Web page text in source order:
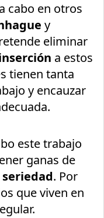
cabo en otros
y
eliminar
a estos
tienen tanta
y encauzar
este trabajo
ganas de
seriedad. Por
que viven en